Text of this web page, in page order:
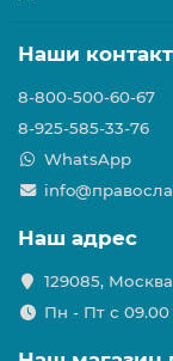
Наши
8-800-500-60-67
8-925-585-33-76
WhatsApp
Наш адрес
129085,
Пн - Пт с 09.00